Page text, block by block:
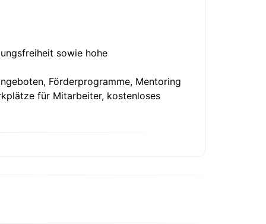
sowie hohe
Förderprogramme, Mentoring
für Mitarbeiter, kostenloses